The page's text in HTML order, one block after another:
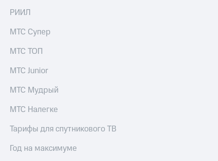
РИИЛ
МТС Супер
МТС ТОП
МТС Junior
МТС Мудрый
МТС Налегке
Тарифы для спутникового ТВ
Год на максимуме